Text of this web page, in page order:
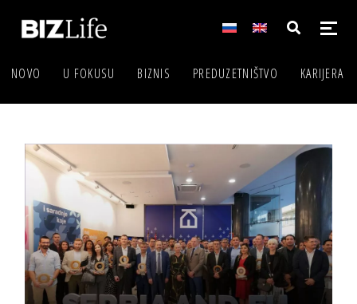
NOVO U FOKUSU BIZNIS PREDUZETNIŠTVO KARIJERA